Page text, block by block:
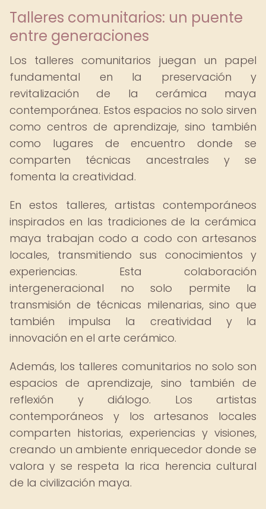
Talleres comunitarios: un puente
entre generaciones
Los talleres comunitarios juegan un papel
fundamental en la preservación y
revitalización de la cerámica maya
contemporánea. Estos espacios no solo sirven
como centros de aprendizaje, sino también
como lugares de encuentro donde se
comparten técnicas ancestrales y se
fomenta la creatividad.
En estos talleres, artistas contemporáneos
inspirados en las tradiciones de la cerámica
maya trabajan codo a codo con artesanos
locales, transmitiendo sus conocimientos y
experiencias. Esta colaboración
intergeneracional no solo permite la
transmisión de técnicas milenarias, sino que
también impulsa la creatividad y la
innovación en el arte cerámico.
Además, los talleres comunitarios no solo son
espacios de aprendizaje, sino también de
reflexión y diálogo. Los artistas
contemporáneos y los artesanos locales
comparten historias, experiencias y visiones,
creando un ambiente enriquecedor donde se
valora y se respeta la rica herencia cultural
de la civilización maya.